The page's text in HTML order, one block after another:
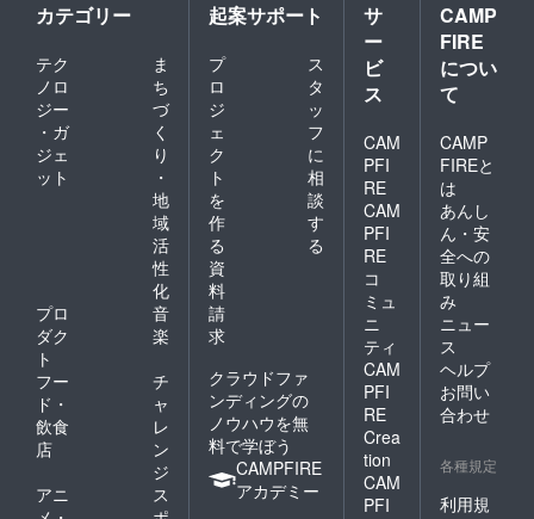
カテゴリー
テク
ノロ
ジー
・ガ
ジェ
ット
ま
ち
づ
く
り
・
地
域
活
性
化
プロ
ダク
ト
音
楽
フー
ド・
飲食
店
チ
ャ
レ
ン
ジ
アニ
ス
起案サポート
プ
ロ
ジ
ェ
ク
ト
を
作
る
ス
タ
ッ
フ
に
相
談
す
る
資
料
請
求
クラウドファ
ンディングの
ノウハウを無
料で学ぼう
CAMPFIRE
アカデミー
サ
ー
ビ
ス
CAM
PFI
RE
CAM
PFI
RE
コ
ミュ
ニ
ティ
CAM
PFI
RE
Crea
tion
CAM
PFI
CAMP
FIRE
につい
て
CAMP
FIREと
は
あんし
ん・安
全への
取り組
み
ニュー
ス
ヘルプ
お問い
合わせ
各種規定
利用規